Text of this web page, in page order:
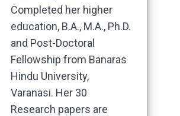
Completed her higher
education, B.A., M.A., Ph.D.
and Post-Doctoral
Fellowship from Banaras
Hindu University,
Varanasi. Her 30
Research papers are